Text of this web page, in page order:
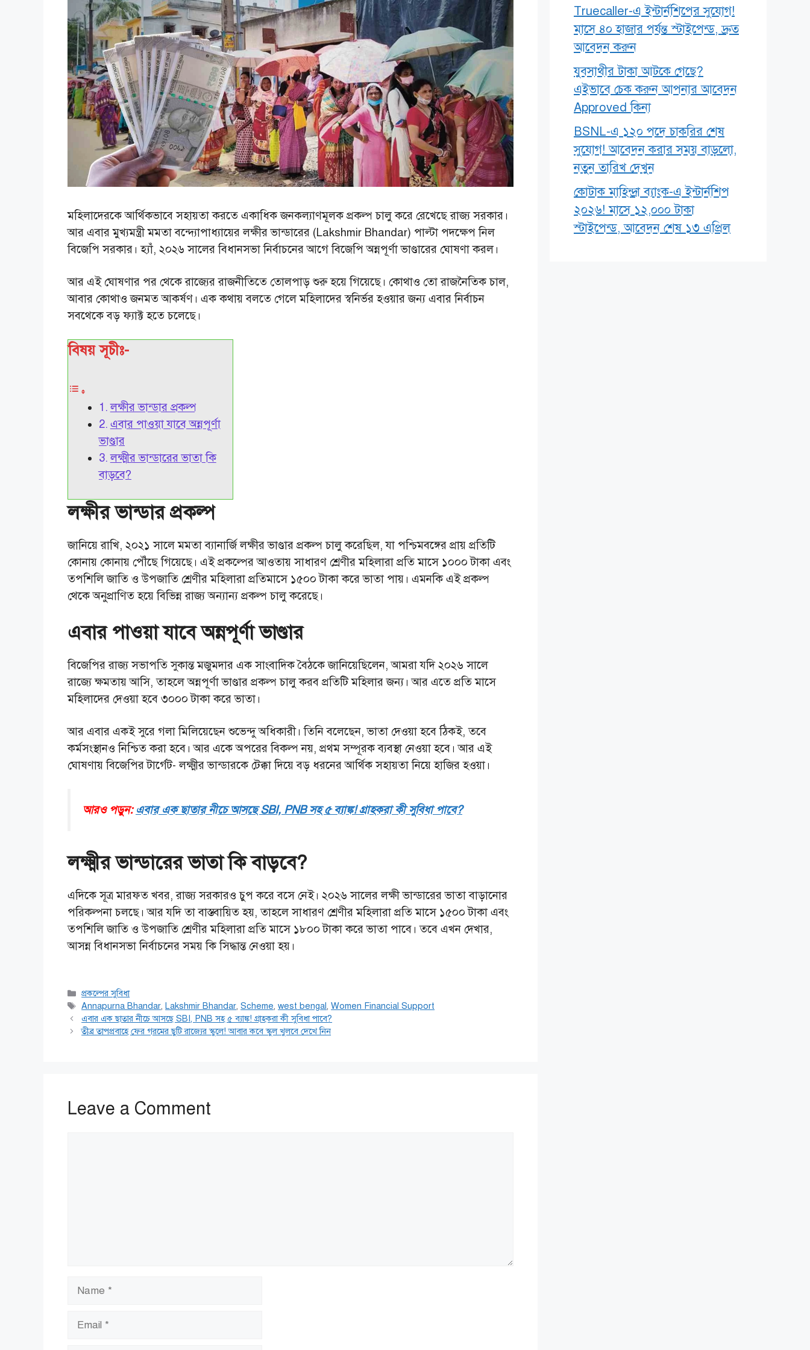
মহিলাদেরকে আর্থিকভাবে সহায়তা করতে একাধিক জনকল্যাণমূলক প্রকল্প চালু করে রেখেছে রাজ্য সরকার।
আর এবার মুখ্যমন্ত্রী মমতা বন্দ্যোপাধ্যায়ের লক্ষীর ভান্ডারের (Lakshmir Bhandar) পাল্টা পদক্ষেপ নিল
বিজেপি সরকার। হ্যাঁ, ২০২৬ সালের বিধানসভা নির্বাচনের আগে বিজেপি অন্নপূর্ণা ভাণ্ডারের ঘোষণা করল।
আর এই ঘোষণার পর থেকে রাজ্যের রাজনীতিতে তোলপাড় শুরু হয়ে গিয়েছে। কোথাও তো রাজনৈতিক চাল,
আবার কোথাও জনমত আকর্ষণ। এক কথায় বলতে গেলে মহিলাদের স্বনির্ভর হওয়ার জন্য এবার নির্বাচন
সবথেকে বড় ফ্যাক্ট হতে চলেছে।
বিষয় সূচীঃ-
লক্ষীর ভান্ডার প্রকল্প
এবার পাওয়া যাবে অন্নপূর্ণা
ভাণ্ডার
লক্ষ্মীর ভান্ডারের ভাতা কি
বাড়বে?
লক্ষীর ভান্ডার প্রকল্প
জানিয়ে রাখি, ২০২১ সালে মমতা ব্যানার্জি লক্ষীর ভাণ্ডার প্রকল্প চালু করেছিল, যা পশ্চিমবঙ্গের প্রায় প্রতিটি
কোনায় কোনায় পৌঁছে গিয়েছে। এই প্রকল্পের আওতায় সাধারণ শ্রেণীর মহিলারা প্রতি মাসে ১০০০ টাকা এবং
তপশিলি জাতি ও উপজাতি শ্রেণীর মহিলারা প্রতিমাসে ১৫০০ টাকা করে ভাতা পায়। এমনকি এই প্রকল্প
থেকে অনুপ্রাণিত হয়ে বিভিন্ন রাজ্য অন্যান্য প্রকল্প চালু করেছে।
এবার পাওয়া যাবে অন্নপূর্ণা ভাণ্ডার
বিজেপির রাজ্য সভাপতি সুকান্ত মজুমদার এক সাংবাদিক বৈঠকে জানিয়েছিলেন, আমরা যদি ২০২৬ সালে
রাজ্যে ক্ষমতায় আসি, তাহলে অন্নপূর্ণা ভাণ্ডার প্রকল্প চালু করব প্রতিটি মহিলার জন্য। আর এতে প্রতি মাসে
মহিলাদের দেওয়া হবে ৩০০০ টাকা করে ভাতা।
আর এবার একই সুরে গলা মিলিয়েছেন শুভেন্দু অধিকারী। তিনি বলেছেন, ভাতা দেওয়া হবে ঠিকই, তবে
কর্মসংস্থানও নিশ্চিত করা হবে। আর একে অপরের বিকল্প নয়, প্রথম সম্পূরক ব্যবস্থা নেওয়া হবে। আর এই
ঘোষণায় বিজেপির টার্গেট- লক্ষ্মীর ভান্ডারকে টেক্কা দিয়ে বড় ধরনের আর্থিক সহায়তা নিয়ে হাজির হওয়া।
আরও পড়ুন:এবার এক ছাতার নীচে আসছে SBI, PNB সহ ৫ ব্যাঙ্ক! গ্রাহকরা কী সুবিধা পাবে?
লক্ষ্মীর ভান্ডারের ভাতা কি বাড়বে?
এদিকে সূত্র মারফত খবর, রাজ্য সরকারও চুপ করে বসে নেই। ২০২৬ সালের লক্ষী ভান্ডারের ভাতা বাড়ানোর
পরিকল্পনা চলছে। আর যদি তা বাস্তবায়িত হয়, তাহলে সাধারণ শ্রেণীর মহিলারা প্রতি মাসে ১৫০০ টাকা এবং
তপশিলি জাতি ও উপজাতি শ্রেণীর মহিলারা প্রতি মাসে ১৮০০ টাকা করে ভাতা পাবে। তবে এখন দেখার,
আসন্ন বিধানসভা নির্বাচনের সময় কি সিদ্ধান্ত নেওয়া হয়।
Categories
প্রকল্পের সুবিধা
Tags
Annapurna Bhandar,Lakshmir Bhandar,Scheme,west bengal,Women Financial Support
এবার এক ছাতার নীচে আসছে SBI, PNB সহ ৫ ব্যাঙ্ক! গ্রাহকরা কী সুবিধা পাবে?
তীব্র তাপপ্রবাহে ফের গরমের ছুটি রাজ্যের স্কুলে! আবার কবে স্কুল খুলবে দেখে নিন
Leave a Comment
Truecaller-এ ইন্টার্নশিপের সুযোগ!
মাসে ৪০ হাজার পর্যন্ত স্টাইপেন্ড, দ্রুত
আবেদন করুন
যুবসাথীর টাকা আটকে গেছে?
এইভাবে চেক করুন আপনার আবেদন
Approved কিনা
BSNL-এ ১২০ পদে চাকরির শেষ
সুযোগ! আবেদন করার সময় বাড়লো,
নতুন তারিখ দেখুন
কোটাক মাহিন্দ্রা ব্যাংক-এ ইন্টার্নশিপ
২০২৬! মাসে ১২,০০০ টাকা
স্টাইপেন্ড, আবেদন শেষ ১৩ এপ্রিল